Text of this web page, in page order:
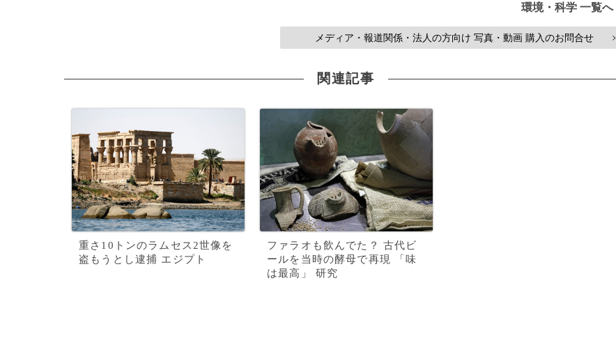
環境・科学 一覧へ
メディア・報道関係・法人の方向け 写真・動画 購入のお問合せ >
関連記事
重さ10トンのラムセス2世像を
盗もうとし逮捕 エジプト
ファラオも飲んでた？ 古代ビ
ールを当時の酵母で再現 「味
は最高」 研究